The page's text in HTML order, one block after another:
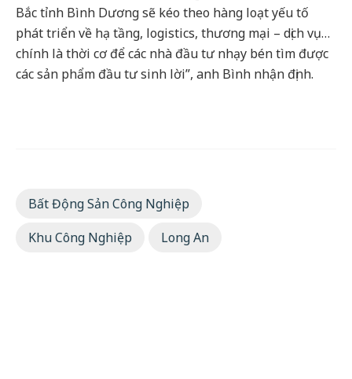
Bắc tỉnh Bình Dương sẽ kéo theo hàng loạt yếu tố
phát triển về hạ tầng, logistics, thương mại – dịch vụ…
chính là thời cơ để các nhà đầu tư nhạy bén tìm được
các sản phẩm đầu tư sinh lời”, anh Bình nhận định.
Bất Động Sản Công Nghiệp
Khu Công Nghiệp
Long An